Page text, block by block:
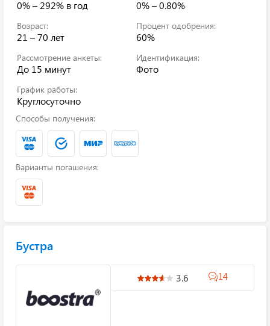
0% – 292% в год 0% – 0.80%
Возраст:
21 – 70 лет
Процент одобрения:
60%
Рассмотрение анкеты:
До 15 минут
Идентификация:
Фото
График работы:
Круглосуточно
Способы получения:
Варианты погашения:
Бустра
3.6 14